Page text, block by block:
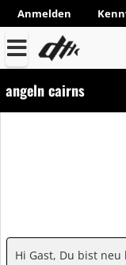
Anmelden
angeln cairns
Hi Gast, Du bist